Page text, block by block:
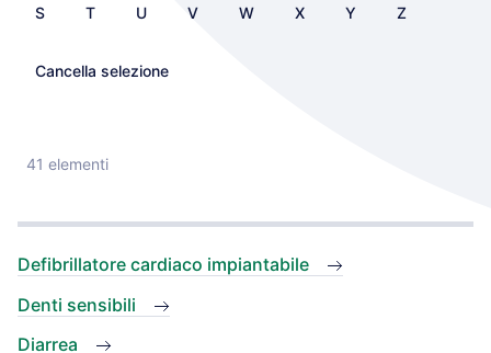
S T U V W X Y Z
Cancella selezione
41 elementi
Defibrillatore cardiaco impiantabile
Denti sensibili
Diarrea